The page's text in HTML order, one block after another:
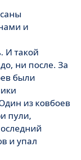
и
И такой
ни после. За
были
из ковбоев
пули,
и упал